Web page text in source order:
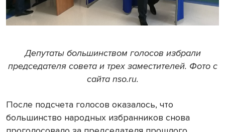
Депутаты большинством голосов избрали
председателя совета и трех заместителей. Фото с
сайта nso.ru.
После подсчета голосов оказалось, что
большинство народных избранников снова